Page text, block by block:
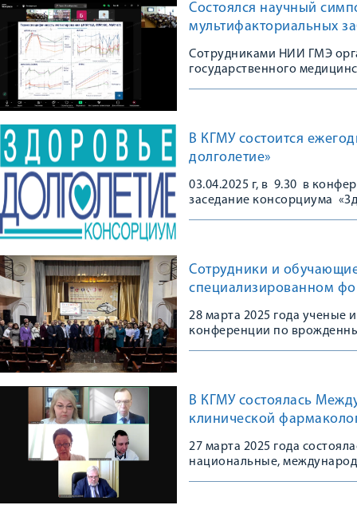
Состоялся научный
мультифакториальных
Сотрудниками НИИ ГМЭ
государственного
В КГМУ состоится
долголетие»
03.04.2025 г, в 9.30 в
заседание консорциума
Сотрудники и
специализированном
28 марта 2025 года
конференции по
В КГМУ состоялась
клинической
27 марта 2025 года
национальные,